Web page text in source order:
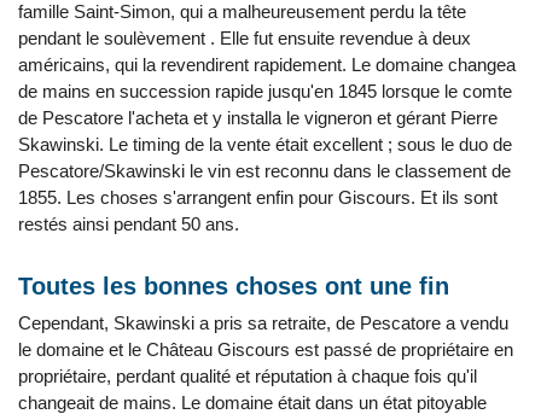
famille Saint-Simon, qui a malheureusement perdu la tête
pendant le soulèvement . Elle fut ensuite revendue à deux
américains, qui la revendirent rapidement. Le domaine changea
de mains en succession rapide jusqu'en 1845 lorsque le comte
de Pescatore l'acheta et y installa le vigneron et gérant Pierre
Skawinski. Le timing de la vente était excellent ; sous le duo de
Pescatore/Skawinski le vin est reconnu dans le classement de
1855. Les choses s'arrangent enfin pour Giscours. Et ils sont
restés ainsi pendant 50 ans.
Toutes les bonnes choses ont une fin
Cependant, Skawinski a pris sa retraite, de Pescatore a vendu
le domaine et le Château Giscours est passé de propriétaire en
propriétaire, perdant qualité et réputation à chaque fois qu'il
changeait de mains. Le domaine était dans un état pitoyable